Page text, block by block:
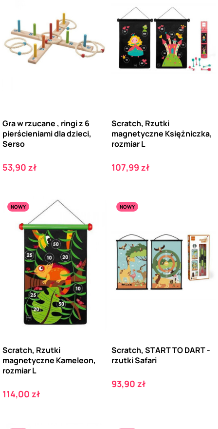
Gra w rzucane , ringi z 6
pierścieniami dla dzieci,
Serso
Cena
53,90 zł
Scratch, Rzutki
magnetyczne Księżniczka,
rozmiar L
Cena
107,99 zł
NOWY
Scratch, Rzutki
magnetyczne Kameleon,
rozmiar L
Cena
114,00 zł
NOWY
Scratch, START TO DART -
rzutki Safari
Cena
93,90 zł